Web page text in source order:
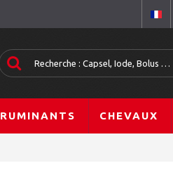
RUMINANTS CHEVAUX